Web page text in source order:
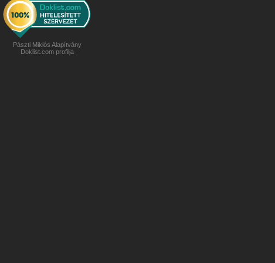
Pászti Miklós Alapítvány
Doklist.com profilja